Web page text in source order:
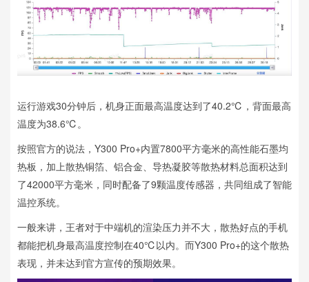
运行游戏30分钟后，机身正面最高温度达到了40.2℃，背面最高
温度为38.6℃。
按照官方的说法，Y300 Pro+内置7800平方毫米的高性能石墨均
热板，加上散热铜箔、铝合金、导热凝胶等散热材料总面积达到
了42000平方毫米，同时配备了9颗温度传感器，共同组成了智能
温控系统。
一般来讲，王者对于中端机的渲染压力并不大，散热好点的手机
都能把机身最高温度控制在40℃以内。而Y300 Pro+的这个散热
表现，并未达到官方宣传的预期效果。